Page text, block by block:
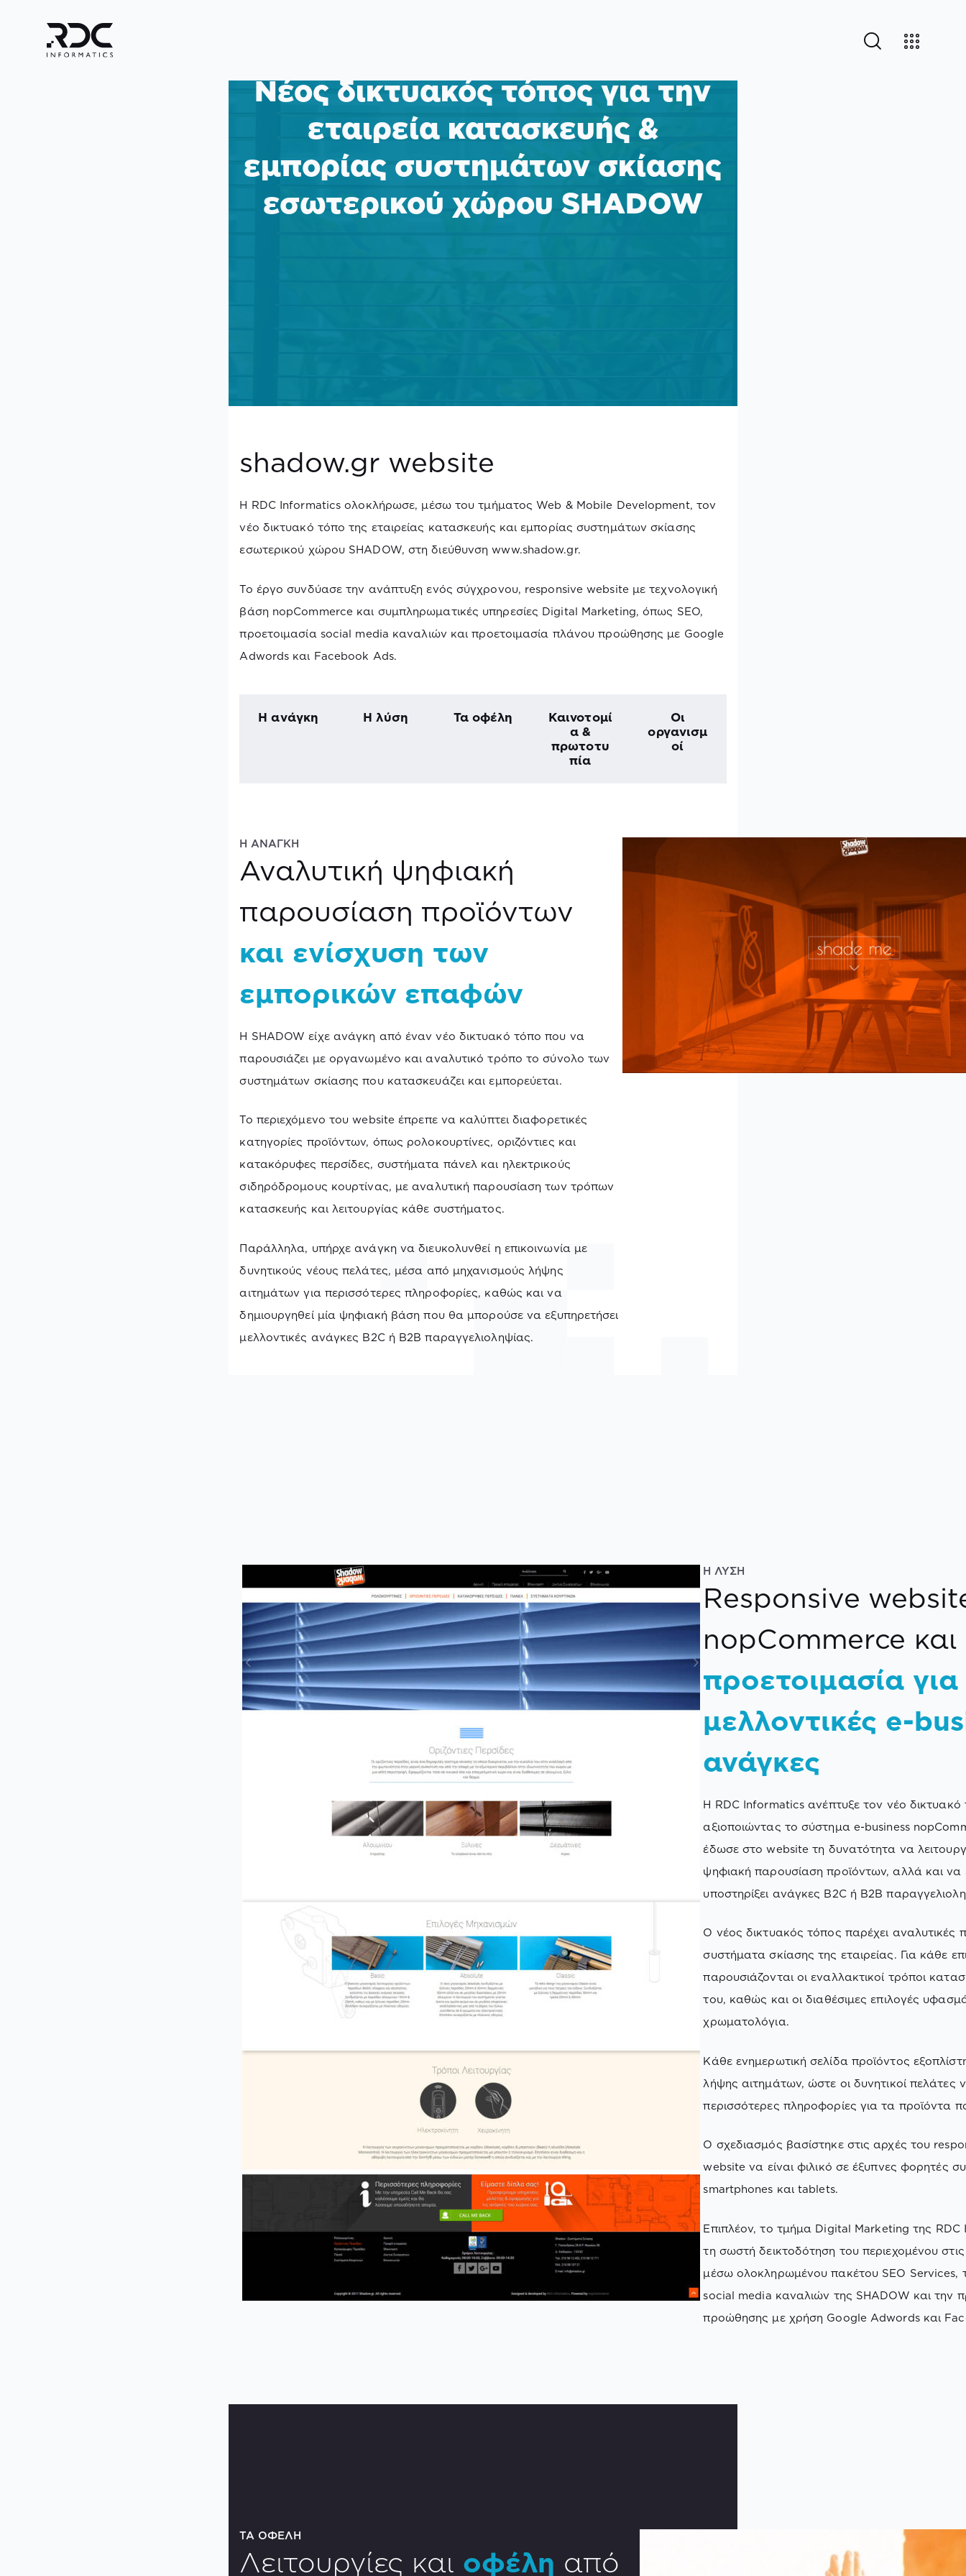
Νέος δικτυακός τόπος για την
εταιρεία κατασκευής &
εμπορίας συστημάτων σκίασης
εσωτερικού χώρου SHADOW
shadow.gr website
Η RDC Informatics ολοκλήρωσε, μέσω του τμήματος Web & Mobile Development, τον
νέο δικτυακό τόπο της εταιρείας κατασκευής και εμπορίας συστημάτων σκίασης
εσωτερικού χώρου SHADOW, στη διεύθυνση www.shadow.gr.
Το έργο συνδύασε την ανάπτυξη ενός σύγχρονου, responsive website με τεχνολογική
βάση nopCommerce και συμπληρωματικές υπηρεσίες Digital Marketing, όπως SEO,
προετοιμασία social media καναλιών και προετοιμασία πλάνου προώθησης με Google
Adwords και Facebook Ads.
Η ανάγκη Η λύση Τα οφέλη
Καινοτομί
α &
πρωτοτυ
πία
Οι
οργανισμ
οί
Η ΑΝΑΓΚΗ
Αναλυτική ψηφιακή
παρουσίαση προϊόντων
και ενίσχυση των
εμπορικών επαφών
Η SHADOW είχε ανάγκη από έναν νέο δικτυακό τόπο που να
παρουσιάζει με οργανωμένο και αναλυτικό τρόπο το σύνολο των
συστημάτων σκίασης που κατασκευάζει και εμπορεύεται.
Το περιεχόμενο του website έπρεπε να καλύπτει διαφορετικές
κατηγορίες προϊόντων, όπως ρολοκουρτίνες, οριζόντιες και
κατακόρυφες περσίδες, συστήματα πάνελ και ηλεκτρικούς
σιδηρόδρομους κουρτίνας, με αναλυτική παρουσίαση των τρόπων
κατασκευής και λειτουργίας κάθε συστήματος.
Παράλληλα, υπήρχε ανάγκη να διευκολυνθεί η επικοινωνία με
δυνητικούς νέους πελάτες, μέσα από μηχανισμούς λήψης
αιτημάτων για περισσότερες πληροφορίες, καθώς και να
δημιουργηθεί μία ψηφιακή βάση που θα μπορούσε να εξυπηρετήσει
μελλοντικές ανάγκες B2C ή B2B παραγγελιοληψίας.
Η ΛΥΣΗ
Responsive
nopCommerce και
προετοιμασία για
μελλοντικές e-
ανάγκες
Η RDC Informatics ανέπτυξε τον νέο
αξιοποιώντας το σύστημα e-business
έδωσε στο website τη δυνατότητα να
ψηφιακή παρουσίαση προϊόντων, αλλά και να
υποστηρίξει ανάγκες B2C ή B2B
Ο νέος δικτυακός τόπος παρέχει αναλυτικές
συστήματα σκίασης της εταιρείας. Για κάθε
παρουσιάζονται οι εναλλακτικοί τρόποι
του, καθώς και οι διαθέσιμες επιλογές
χρωματολόγια.
Κάθε ενημερωτική σελίδα προϊόντος
λήψης αιτημάτων, ώστε οι δυνητικοί
περισσότερες πληροφορίες για τα προϊόντα
Ο σχεδιασμός βασίστηκε στις αρχές του
website να είναι φιλικό σε έξυπνες φορητές
smartphones και tablets.
Επιπλέον, το τμήμα Digital Marketing της RDC
τη σωστή δεικτοδότηση του περιεχομένου
μέσω ολοκληρωμένου πακέτου SEO Services,
social media καναλιών της SHADOW και την
προώθησης με χρήση Google Adwords και
ΤΑ ΟΦΕΛΗ
Λειτουργίες και οφέλη από